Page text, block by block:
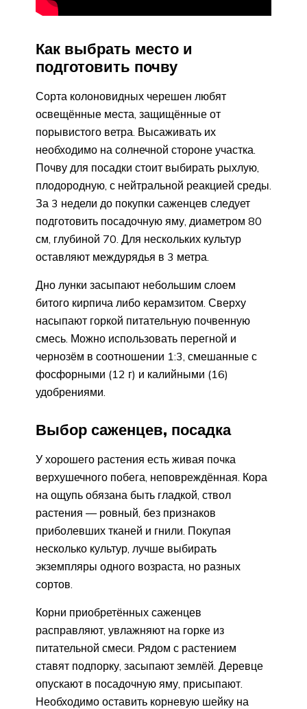
Как выбрать место и
подготовить почву
Сорта колоновидных черешен любят
освещённые места, защищённые от
порывистого ветра. Высаживать их
необходимо на солнечной стороне участка.
Почву для посадки стоит выбирать рыхлую,
плодородную, с нейтральной реакцией среды.
За 3 недели до покупки саженцев следует
подготовить посадочную яму, диаметром 80
см, глубиной 70. Для нескольких культур
оставляют междурядья в 3 метра.
Дно лунки засыпают небольшим слоем
битого кирпича либо керамзитом. Сверху
насыпают горкой питательную почвенную
смесь. Можно использовать перегной и
чернозём в соотношении 1:3, смешанные с
фосфорными (12 г) и калийными (16)
удобрениями.
Выбор саженцев, посадка
У хорошего растения есть живая почка
верхушечного побега, неповреждённая. Кора
на ощупь обязана быть гладкой, ствол
растения — ровный, без признаков
приболевших тканей и гнили. Покупая
несколько культур, лучше выбирать
экземпляры одного возраста, но разных
сортов.
Корни приобретённых саженцев
расправляют, увлажняют на горке из
питательной смеси. Рядом с растением
ставят подпорку, засыпают землёй. Деревце
опускают в посадочную яму, присыпают.
Необходимо оставить корневую шейку на